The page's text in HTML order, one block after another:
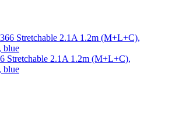
Stretchable 2.1A 1.2m (M+L+C),
blue